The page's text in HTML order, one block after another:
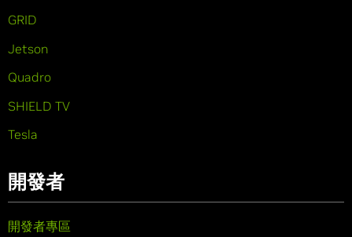
GRID
Jetson
Quadro
SHIELD TV
Tesla
開發者
開發者專區